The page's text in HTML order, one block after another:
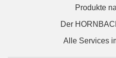
Produkte
Der
Alle Services